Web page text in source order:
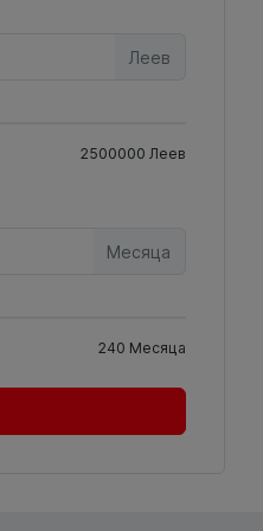
Леев
2500000 Леев
Месяца
240 Месяца